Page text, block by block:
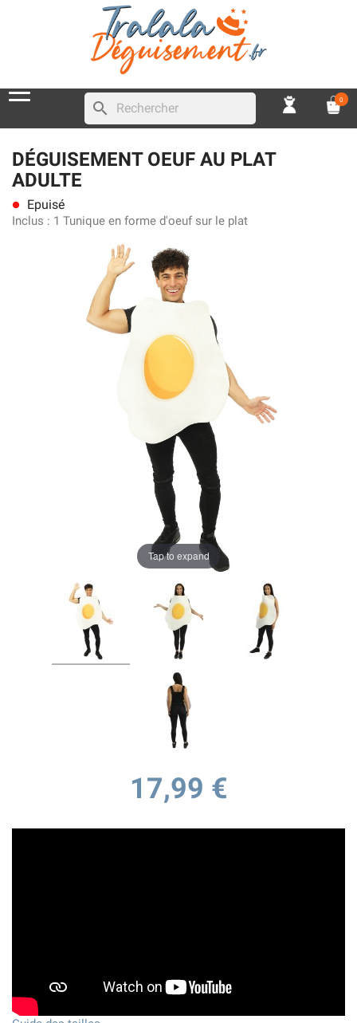
search 0
DÉGUISEMENT OEUF AU PLAT
ADULTE
lens Epuisé
Inclus : 1 Tunique en forme d'oeuf sur le plat
Tap to expand
17,99 €